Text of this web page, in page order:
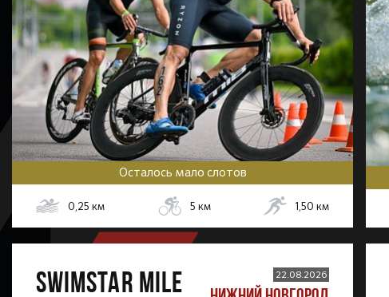
Осталось мало слотов
0,25 км 5 км 1,50км
SWIMSTAR MILE 22.08.2026